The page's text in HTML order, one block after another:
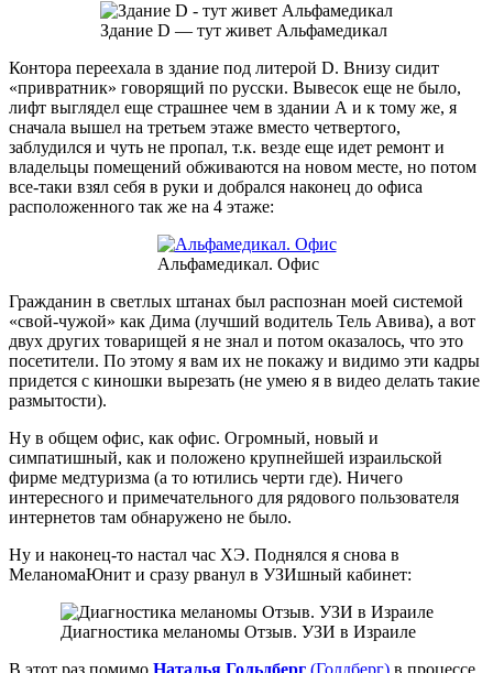
Здание D — тут живет Альфамедикал
Контора переехала в здание под литерой D. Внизу сидит
«привратник» говорящий по русски. Вывесок еще не было,
лифт выглядел еще страшнее чем в здании А и к тому же, я
сначала вышел на третьем этаже вместо четвертого,
заблудился и чуть не пропал, т.к. везде еще идет ремонт и
владельцы помещений обживаются на новом месте, но потом
все-таки взял себя в руки и добрался наконец до офиса
расположенного так же на 4 этаже:
Альфамедикал. Офис
Гражданин в светлых штанах был распознан моей системой
«свой-чужой» как Дима (лучший водитель Тель Авива), а вот
двух других товарищей я не знал и потом оказалось, что это
посетители. По этому я вам их не покажу и видимо эти кадры
придется с киношки вырезать (не умею я в видео делать такие
размытости).
Ну в общем офис, как офис. Огромный, новый и
симпатишный, как и положено крупнейшей израильской
фирме медтуризма (а то ютились черти где). Ничего
интересного и примечательного для рядового пользователя
интернетов там обнаружено не было.
Ну и наконец-то настал час ХЭ. Поднялся я снова в
МеланомаЮнит и сразу рванул в УЗИшный кабинет:
Диагностика меланомы Отзыв. УЗИ в Израиле
В этот раз помимо Наталья Гольдберг (Голдберг) в процессе